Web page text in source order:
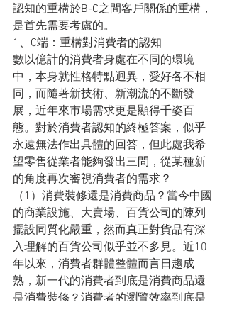
認知的重構於B-C之間客戶關係的重構，
是首先需要考慮的。
1、C端：重構對消費者的認知
數以億計的消費者身處在不同的環境
中，本身就性格特點迥異，愛好各不相
同，而隨著新技術、新潮流的不斷發
展，近年來市場需求更是顯得千姿百
態。對於消費者認知的終極答案，似乎
永遠無法作出具體的回答，但此處我希
望零售從業者能夠發出三問，從某種新
的角度再次審視消費者的需求？
（1）消費裝修還是消費商品？當今中國
的商業設施、大賣場、百貨公司的陳列
擺設同質化嚴重，然而真正對貨品有深
入理解的百貨公司似乎並不多見。近10
年以來，消費者群體整體而言日趨成
熟，新一代的消費者到底是消費商品還
是消費裝修？消費者的瀏覽效率到底是